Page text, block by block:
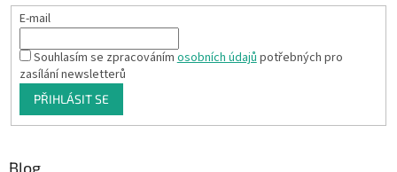
E-mail
Souhlasím se zpracovánímosobních údajůpotřebných pro
zasílání newsletterů
PŘIHLÁSIT SE
Blog